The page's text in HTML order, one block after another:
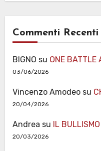
Commenti Recenti
BIGNO su ONE BATTLE
03/06/2026
Vincenzo Amodeosu
20/04/2026
Andrea su IL
20/03/2026